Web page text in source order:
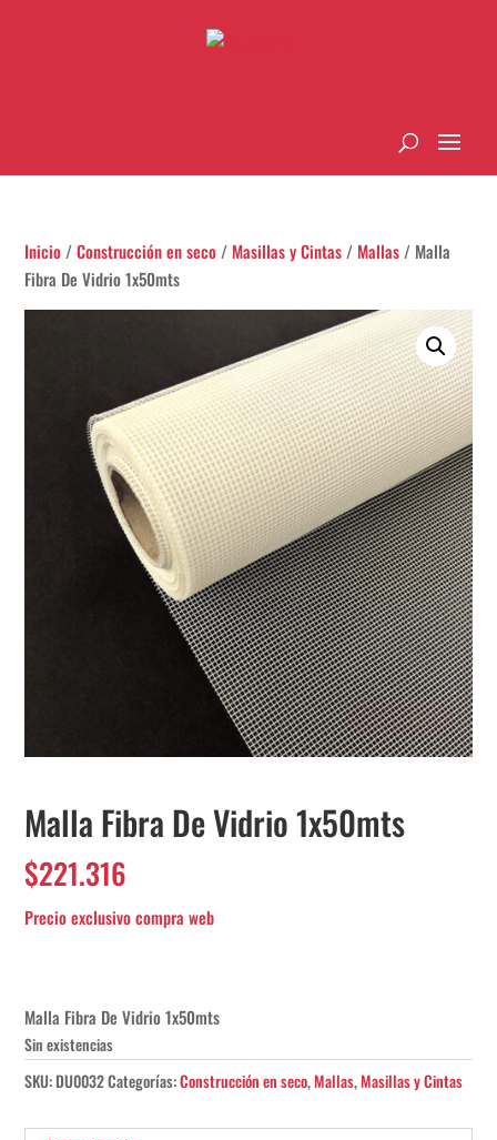
Inicio /Construcción en seco / Masillas y Cintas / Mallas / Malla
Fibra De Vidrio 1x50mts
Malla Fibra De Vidrio 1x50mts
$221.316
Malla Fibra De Vidrio 1x50mts
Sin existencias
SKU:DU0032Categorías:Construcción en seco,Mallas,Masillas y Cintas